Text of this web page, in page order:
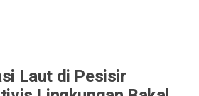
Laut di Pesisir